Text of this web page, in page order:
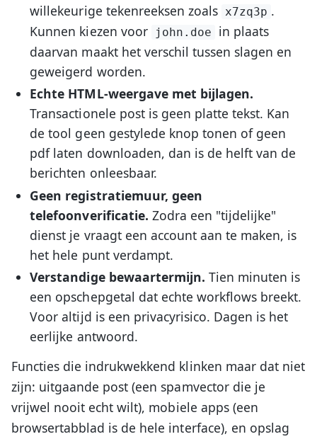
willekeurige tekenreeksen zoals x7zq3p .
Kunnen kiezen voor
john.doe
in plaats
daarvan maakt het verschil tussen slagen en
geweigerd worden.
Echte HTML-weergave met bijlagen.
Transactionele post is geen platte tekst. Kan
de tool geen gestylede knop tonen of geen
pdf laten downloaden, dan is de helft van de
berichten onleesbaar.
Geen registratiemuur, geen
telefoonverificatie. Zodra een "tijdelijke"
dienst je vraagt een account aan te maken, is
het hele punt verdampt.
Verstandige bewaartermijn. Tien minuten is
een opschepgetal dat echte workflows breekt.
Voor altijd is een privacyrisico. Dagen is het
eerlijke antwoord.
Functies die indrukwekkend klinken maar dat niet
zijn: uitgaande post (een spamvector die je
vrijwel nooit echt wilt), mobiele apps (een
browsertabblad is de hele interface), en opslag